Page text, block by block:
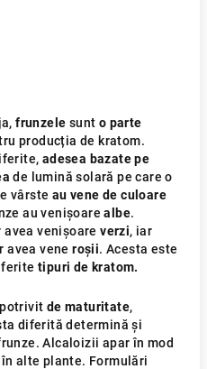
frunzele sunt o parte
producția de kratom.
adesea bazate pe
de lumină solară pe care o
vârste au vene de culoare
au venișoare albe.
venișoare verzi, iar
avea vene roșii. Acesta este
tipuri de kratom.
de maturitate,
diferită determină și
Alcaloizii apar în mod
alte plante. Formulări